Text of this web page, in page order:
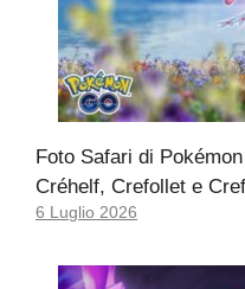
Foto Safari di
Créhelf, Crefollet e
6 Luglio 2026